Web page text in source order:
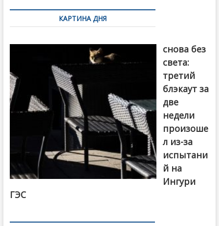
по
записямКАРТИНА ДНЯ
снова без
света:
третий
блэкаут за
две
недели
произоше
л из-за
испытани
й на
Ингури
ГЭС